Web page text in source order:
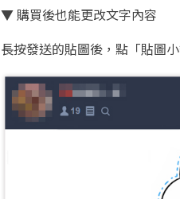
▼ 購買後也能更改文字內容
長按發送的貼圖後，點「貼圖